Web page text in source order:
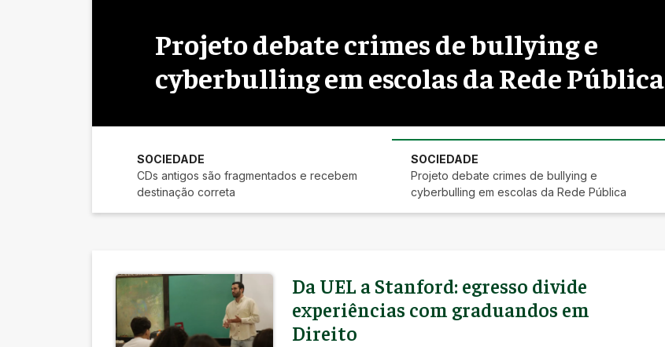
Projeto debate crimes de bullying e
cyberbulling em escolas da Rede Pública
SOCIEDADE
CDs antigos são fragmentados e recebem
destinação correta
SOCIEDADE
Projeto debate crimes de bullying e
cyberbulling em escolas da Rede Pública
Da UEL a Stanford: egresso divide
experiências com graduandos em
Direito